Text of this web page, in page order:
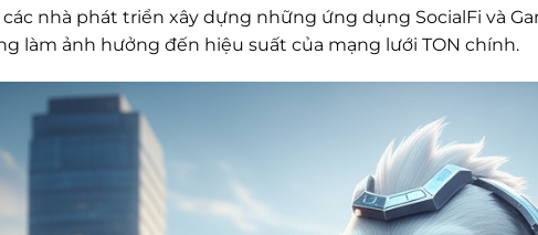
nhà phát triển xây dựng những ứng dụng SocialFi và
làm ảnh hưởng đến hiệu suất của mạng lưới TON chính.